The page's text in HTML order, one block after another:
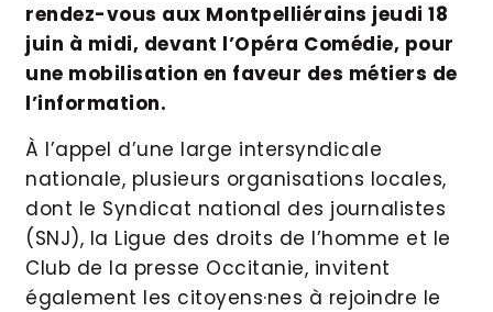
rendez-vous aux Montpelliérains jeudi 18
juin à midi, devant l’Opéra Comédie, pour
une mobilisation en faveur des métiers de
l’information.
À l’appel d’une large intersyndicale
nationale, plusieurs organisations locales,
dont le Syndicat national des journalistes
(SNJ), la Ligue des droits de l’homme et le
Club de la presse Occitanie, invitent
également les citoyens·nes à rejoindre le